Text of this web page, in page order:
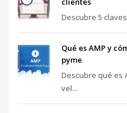
Descubre 5
Qué es AMP y
pyme
Descubre qué es
vel...